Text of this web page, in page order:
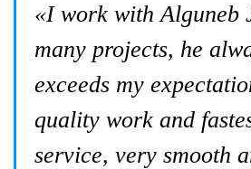
«I work with Alguneb
many projects, he
exceeds my
quality work and
service, very smooth